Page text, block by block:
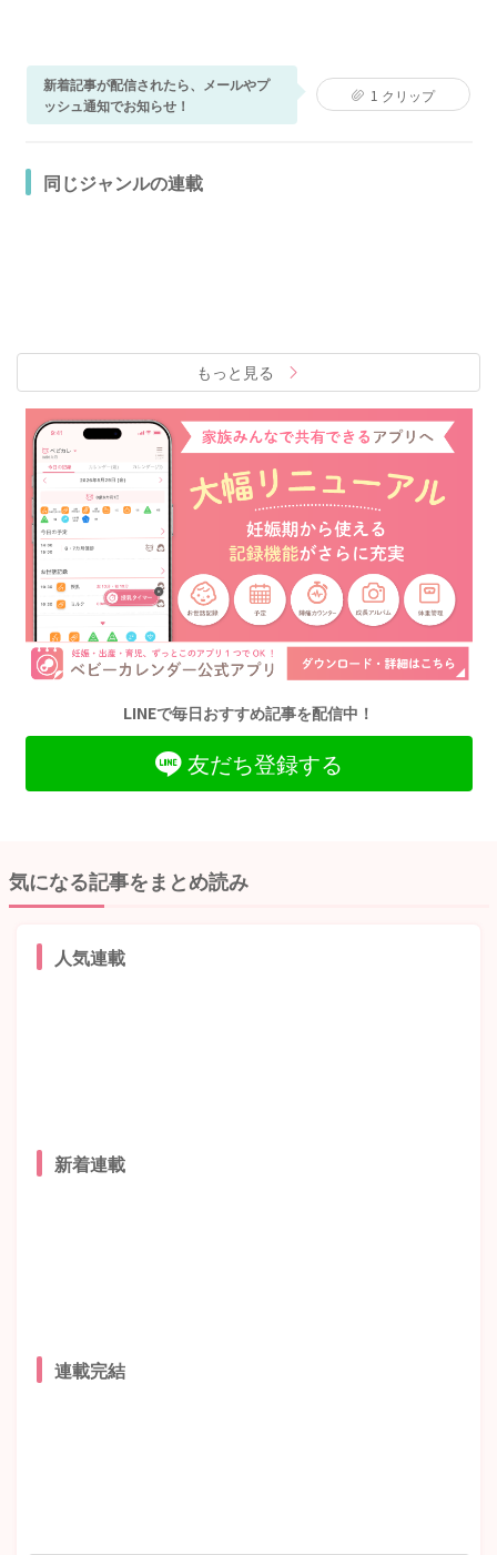
新着記事が配信されたら、メールやプ
ッシュ通知でお知らせ！
1 クリップ
同じジャンルの連載
もっと見る
LINEで毎日おすすめ記事を配信中！
友だち登録する
気になる記事をまとめ読み
人気連載
新着連載
連載完結